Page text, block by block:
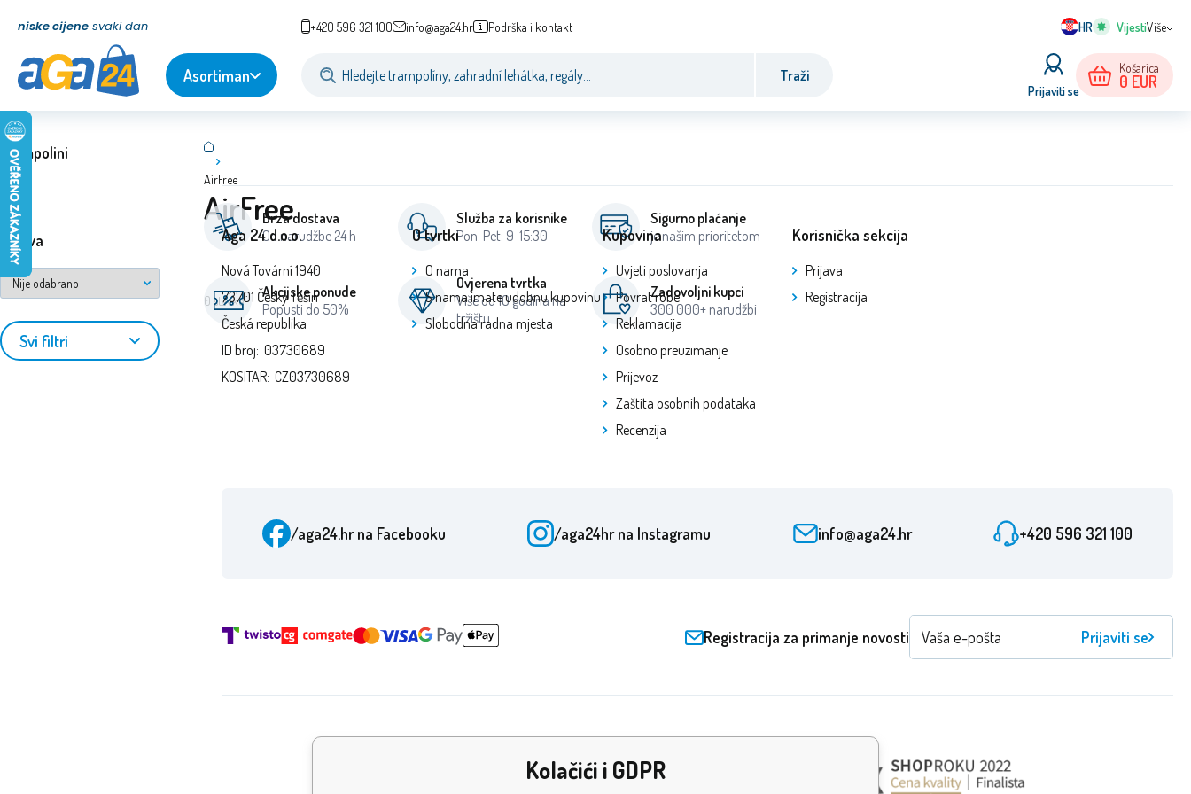
niske cijene svaki dan HR Više
+420 596 321 100 info@aga24.hr Podrška i kontakt
Asortiman Traži
Prijaviti se
Košarica
0 EUR
Trampolini
država
Svi filtri
AirFree
AirFree
0 stavke
Brza dostava
Od narudžbe 24 h
Služba za korisnike
Pon-Pet: 9-15:30
Sigurno plaćanje
je našim prioritetom
Akcijske ponude
Popusti do 50%
Ovjerena tvrtka
Više od 10 godina na
tržištu
Zadovoljni kupci
300 000+ narudžbi
Aga 24 d.o.o.
Nová Tovární 1940
73701 Český Těšín
Česká republika
ID broj: 03730689
KOSITAR: CZ03730689
O tvrtki
O nama
S nama imate udobnu kupovinu
Slobodna radna mjesta
Kupovina
Uvjeti poslovanja
Povrat robe
Reklamacija
Osobno preuzimanje
Prijevoz
Zaštita osobnih podataka
Recenzija
Korisnička sekcija
Prijava
Registracija
/aga24.hrna Facebooku /aga24hrna Instagramu info@aga24.hr +420 596 321 100
Registracija za primanje novosti Prijaviti se
Kolačići i GDPR